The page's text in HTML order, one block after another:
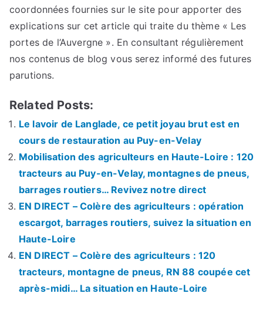
coordonnées fournies sur le site pour apporter des
explications sur cet article qui traite du thème « Les
portes de l’Auvergne ». En consultant régulièrement
nos contenus de blog vous serez informé des futures
parutions.
Related Posts:
Le lavoir de Langlade, ce petit joyau brut est en
cours de restauration au Puy-en-Velay
Mobilisation des agriculteurs en Haute-Loire : 120
tracteurs au Puy-en-Velay, montagnes de pneus,
barrages routiers… Revivez notre direct
EN DIRECT – Colère des agriculteurs : opération
escargot, barrages routiers, suivez la situation en
Haute-Loire
EN DIRECT – Colère des agriculteurs : 120
tracteurs, montagne de pneus, RN 88 coupée cet
après-midi… La situation en Haute-Loire